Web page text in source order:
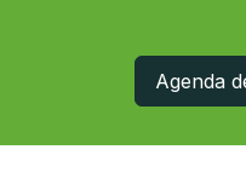
Agenda